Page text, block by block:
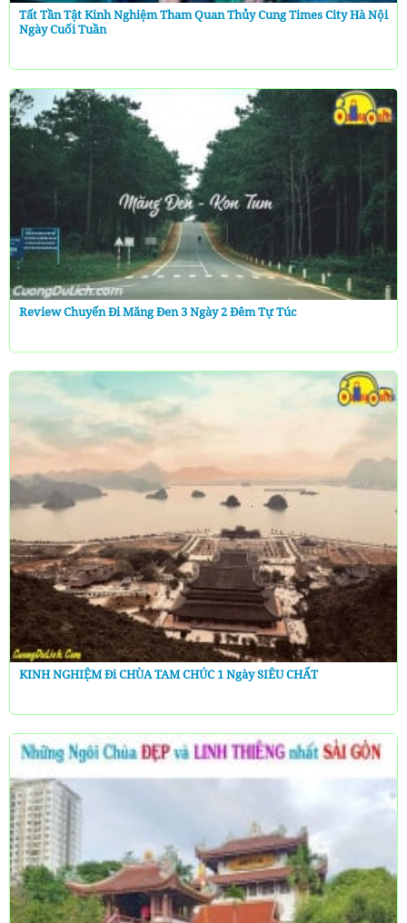
Tất Tần Tật Kinh Nghiệm Tham Quan Thủy Cung Times City Hà Nội
Ngày Cuối Tuần
Review Chuyến Đi Măng Đen 3 Ngày 2 Đêm Tự Túc
KINH NGHIỆM Đi CHÙA TAM CHÚC 1 Ngày SIÊU CHẤT